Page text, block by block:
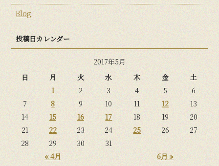
Blog
投稿日カレンダー
2017年5月
日
月 火 水 木 金 土
« 4月 6月 »
1 2 3 4 5
6
7
8 9 10 11 12
13
14
15 16 17 18 19
20
21
22 23 24 25 26
27
28
29 30 31